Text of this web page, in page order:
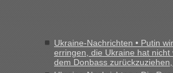
Milliarden aufgedeckt
„Kein Zoll. Du musst an sich nur
Ukraine-Nachrichten • Putin
erringen, die Ukraine hat nicht
dem Donbass